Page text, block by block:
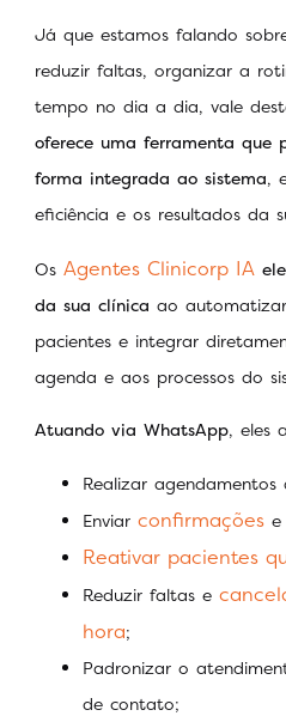
Já que estamos falando
reduzir faltas, organizar a
tempo no dia a dia, vale
oferece uma ferramenta que
forma integrada ao sistema,
eficiência e os resultados da
Os Agentes Clinicorp IA
da sua clínica ao
pacientes e integrar
agenda e aos processos do
Atuando via WhatsApp, eles
Realizar
Enviar confirmações e
Reativar pacientes
Reduzir faltas e
hora;
Padronizar o
de contato;